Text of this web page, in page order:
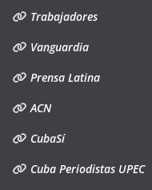
Trabajadores
Vanguardia
Prensa Latina
ACN
CubaSí
Cuba Periodistas UPEC